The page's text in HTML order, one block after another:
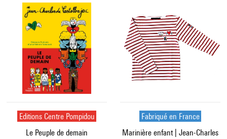
Editions Centre Pompidou
Le Peuple de demain
Fabriqué en France
Marinière enfant | Jean-Charles